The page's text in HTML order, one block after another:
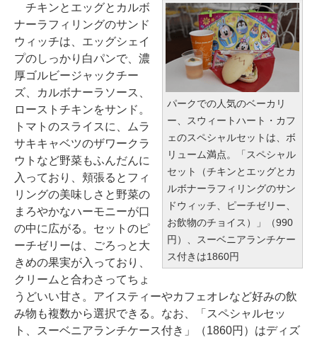
パークでの人気のベーカリ
ー、スウィートハート・カフ
ェのスペシャルセットは、ボ
リューム満点。「スペシャル
セット（チキンとエッグとカ
ルボナーラフィリングのサン
ドウィッチ、ピーチゼリー、
お飲物のチョイス）」（990
円）、スーベニアランチケー
ス付きは1860円
チキンとエッグとカルボ
ナーラフィリングのサンド
ウィッチは、エッグシェイ
プのしっかり白パンで、濃
厚ゴルビージャックチー
ズ、カルボナーラソース、
ローストチキンをサンド。
トマトのスライスに、ムラ
サキキャベツのザワークラ
ウトなど野菜もふんだんに
入っており、頬張るとフィ
リングの美味しさと野菜の
まろやかなハーモニーが口
の中に広がる。セットのピ
ーチゼリーは、ごろっと大
きめの果実が入っており、
クリームと合わさってちょ
うどいい甘さ。アイスティーやカフェオレなど好みの飲
み物も複数から選択できる。なお、「スペシャルセッ
ト、スーベニアランチケース付き」（1860円）はディズ